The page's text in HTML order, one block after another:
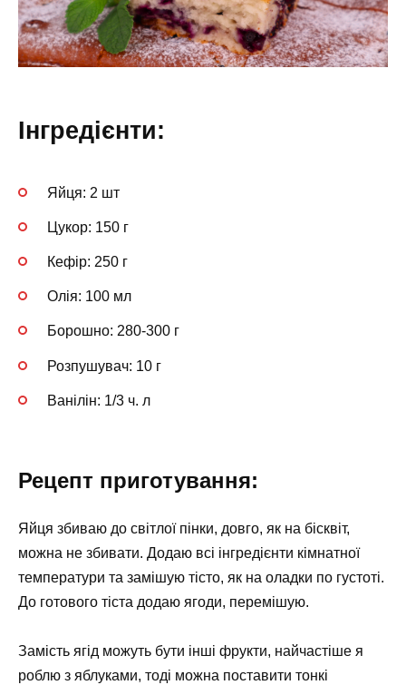
Інгредієнти:
Яйця: 2 шт
Цукор: 150 г
Кефір: 250 г
Олія: 100 мл
Борошно: 280-300 г
Розпушувач: 10 г
Ванілін: 1/3 ч. л
Рецепт приготування:
Яйця збиваю до світлої пінки, довго, як на бісквіт,
можна не збивати. Додаю всі інгредієнти кімнатної
температури та замішую тісто, як на оладки по густоті.
До готового тіста додаю ягоди, перемішую.
Замість ягід можуть бути інші фрукти, найчастіше я
роблю з яблуками, тоді можна поставити тонкі